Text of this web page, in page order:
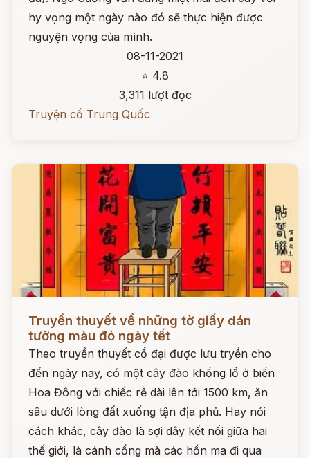
hy vọng một ngày nào đó sẽ thực hiện được
nguyện vọng của mình.
08-11-2021
⭐ 4.8
3,311 lượt đọc
Truyện cổ Trung Quốc
Đọc ngay
Truyền thuyết về những tờ giấy dán
tường màu đỏ ngày tết
Theo truyền thuyết cổ đại được lưu tryền cho
đến ngày nay, có một cây đào khổng lồ ở biển
Hoa Đông với chiếc rễ dài lên tới 1500 km, ăn
sâu dưới lòng đất xuống tận địa phủ. Hay nói
cách khác, cây đào là sợi dây kết nối giữa hai
thế giới, là cánh cổng mà các hồn ma đi qua